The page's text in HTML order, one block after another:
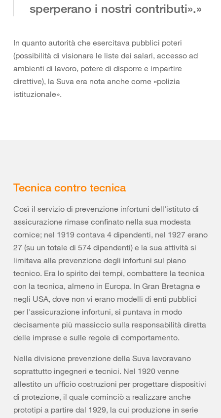
sperperano i nostri contributi».»
In quanto autorità che esercitava pubblici poteri
(possibilità di visionare le liste dei salari, accesso ad
ambienti di lavoro, potere di disporre e impartire
direttive), la Suva era nota anche come «polizia
istituzionale».
Tecnica contro tecnica
Così il servizio di prevenzione infortuni dell'istituto di
assicurazione rimase confinato nella sua modesta
cornice; nel 1919 contava 4 dipendenti, nel 1927 erano
27 (su un totale di 574 dipendenti) e la sua attività si
limitava alla prevenzione degli infortuni sul piano
tecnico. Era lo spirito dei tempi, combattere la tecnica
con la tecnica, almeno in Europa. In Gran Bretagna e
negli USA, dove non vi erano modelli di enti pubblici
per l'assicurazione infortuni, si puntava in modo
decisamente più massiccio sulla responsabilità diretta
delle imprese e sulle regole di comportamento.
Nella divisione prevenzione della Suva lavoravano
soprattutto ingegneri e tecnici. Nel 1920 venne
allestito un ufficio costruzioni per progettare dispositivi
di protezione, il quale cominciò a realizzare anche
prototipi a partire dal 1929, la cui produzione in serie